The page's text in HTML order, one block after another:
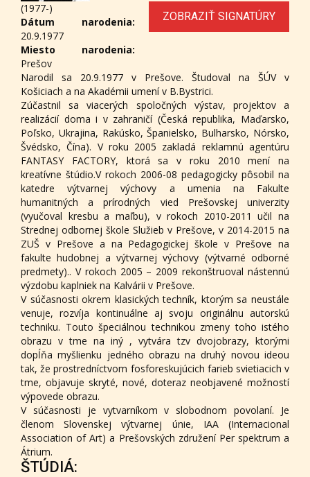
ZOBRAZIŤ SIGNATÚRY
(1977-)
Dátum narodenia:
20.9.1977
Miesto narodenia:
Prešov
Narodil sa 20.9.1977 v Prešove. Študoval na ŠÚV v
Košiciach a na Akadémii umení v B.Bystrici.
Zúčastnil sa viacerých spoločných výstav, projektov a
realizácií doma i v zahraničí (Česká republika, Maďarsko,
Poľsko, Ukrajina, Rakúsko, Španielsko, Bulharsko, Nórsko,
Švédsko, Čína). V roku 2005 zakladá reklamnú agentúru
FANTASY FACTORY, ktorá sa v roku 2010 mení na
kreatívne štúdio.V rokoch 2006-08 pedagogicky pôsobil na
katedre výtvarnej výchovy a umenia na Fakulte
humanitných a prírodných vied Prešovskej univerzity
(vyučoval kresbu a maľbu), v rokoch 2010-2011 učil na
Strednej odbornej škole Služieb v Prešove, v 2014-2015 na
ZUŠ v Prešove a na Pedagogickej škole v Prešove na
fakulte hudobnej a výtvarnej výchovy (výtvarné odborné
predmety).. V rokoch 2005 – 2009 rekonštruoval nástennú
výzdobu kaplniek na Kalvárii v Prešove.
V súčasnosti okrem klasických techník, ktorým sa neustále
venuje, rozvíja kontinuálne aj svoju originálnu autorskú
techniku. Touto špeciálnou technikou zmeny toho istého
obrazu v tme na iný , vytvára tzv dvojobrazy, ktorými
dopĺňa myšlienku jedného obrazu na druhý novou ideou
tak, že prostredníctvom fosforeskujúcich farieb svietiacich v
tme, objavuje skryté, nové, doteraz neobjavené možností
výpovede obrazu.
V súčasnosti je vytvarníkom v slobodnom povolaní. Je
členom Slovenskej výtvarnej únie, IAA (Internacional
Association of Art) a Prešovských združení Per spektrum a
Átrium.
ŠTÚDIÁ: